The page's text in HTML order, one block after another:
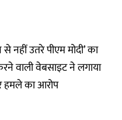
से नहीं उतरे पीएम मोदी’ का
वाली वेबसाइट ने लगाया
हमले का आरोप